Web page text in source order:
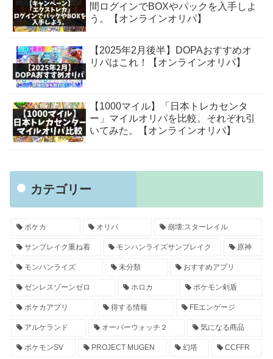
間ログインでBOXやパックを入手しよ
う。【オンラインオリパ】
【2025年2月後半】DOPAおすすめオ
リパはこれ！【オンラインオリパ】
【1000マイル】「日本トレカセンタ
ー」マイルオリパを比較。それぞれ引
いてみた。【オンラインオリパ】
カテゴリー
ポケカ オリパ 崩壊:スターレイル
サンブレイク重ね着 モンハンライズサンブレイク 原神
モンハンライズ 未分類 おすすめアプリ
ゼンレスゾーンゼロ ホロカ ポケモン剣盾
ポケカアプリ 得する情報 FEエンゲージ
アルケランド オーバーウォッチ２ 気になる商品
ポケモンSV PROJECT MUGEN 幻塔 CCFFR